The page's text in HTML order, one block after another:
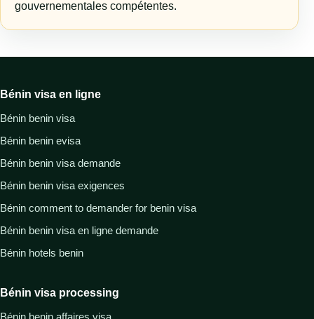
gouvernementales compétentes.
Bénin visa en ligne
Bénin benin visa
Bénin benin evisa
Bénin benin visa demande
Bénin benin visa exigences
Bénin comment to demander for benin visa
Bénin benin visa en ligne demande
Bénin hotels benin
Bénin visa processing
Bénin benin affaires visa